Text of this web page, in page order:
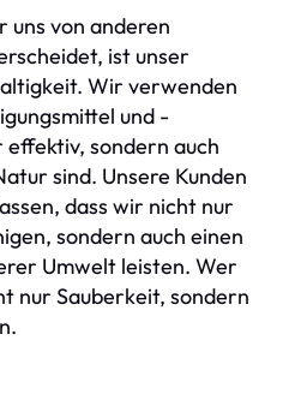
uns von anderen
ist unser
Wir verwenden
und -
sondern auch
sind. Unsere Kunden
dass wir nicht nur
sondern auch einen
Umwelt leisten. Wer
nur Sauberkeit, sondern